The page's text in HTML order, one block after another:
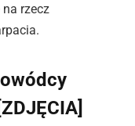
rzecz